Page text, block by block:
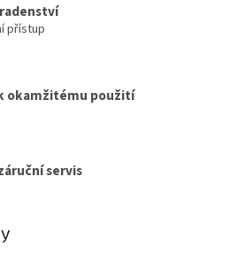
přístup
okamžitému použití
servis